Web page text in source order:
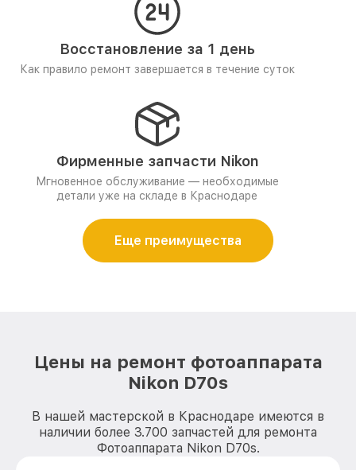
Восстановление за 1 день
Как правило ремонт завершается в течение суток
Фирменные запчасти Nikon
Мгновенное обслуживание — необходимые
детали уже на складе в Краснодаре
Еще преимущества
Цены на ремонт фотоаппарата
Nikon D70s
В нашей мастерской в Краснодаре имеются в
наличии более 3.700 запчастей для ремонта
Фотоаппарата Nikon D70s.